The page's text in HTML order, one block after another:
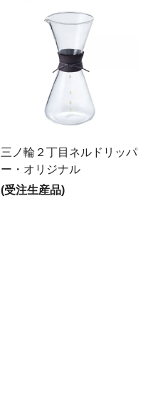
三ノ輪２丁目ネルドリッパ
ー・オリジナル
(受注生産品)